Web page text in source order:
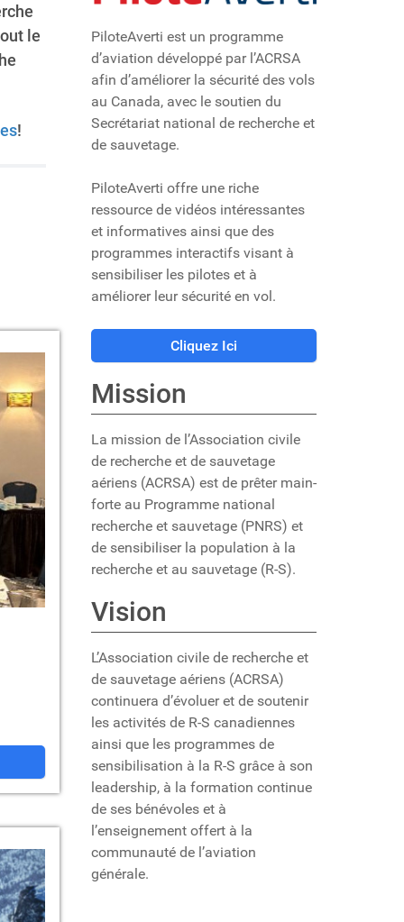
le
!
PiloteAverti est un programme
d’aviation développé par l’ACRSA
afin d’améliorer la sécurité des vols
au Canada, avec le soutien du
Secrétariat national de recherche et
de sauvetage.
PiloteAverti offre une riche
ressource de vidéos intéressantes
et informatives ainsi que des
programmes interactifs visant à
sensibiliser les pilotes et à
améliorer leur sécurité en vol.
Cliquez Ici
Mission
La mission de l’Association civile
de recherche et de sauvetage
aériens (ACRSA) est de prêter main-
forte au Programme national
recherche et sauvetage (PNRS) et
de sensibiliser la population à la
recherche et au sauvetage (R-S).
Vision
L’Association civile de recherche et
de sauvetage aériens (ACRSA)
continuera d’évoluer et de soutenir
les activités de R-S canadiennes
ainsi que les programmes de
sensibilisation à la R-S grâce à son
leadership, à la formation continue
de ses bénévoles et à
l’enseignement offert à la
communauté de l’aviation
générale.